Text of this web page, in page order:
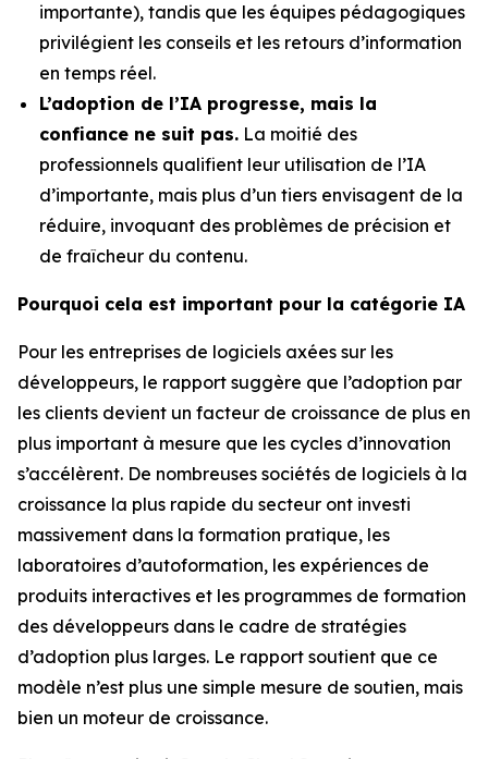
importante), tandis que les équipes pédagogiques
privilégient les conseils et les retours d’information
en temps réel.
L’adoption de l’IA progresse, mais la
confiance ne suit pas. La moitié des
professionnels qualifient leur utilisation de l’IA
d’importante, mais plus d’un tiers envisagent de la
réduire, invoquant des problèmes de précision et
de fraîcheur du contenu.
Pourquoi cela est important pour la catégorie IA
Pour les entreprises de logiciels axées sur les
développeurs, le rapport suggère que l’adoption par
les clients devient un facteur de croissance de plus en
plus important à mesure que les cycles d’innovation
s’accélèrent. De nombreuses sociétés de logiciels à la
croissance la plus rapide du secteur ont investi
massivement dans la formation pratique, les
laboratoires d’autoformation, les expériences de
produits interactives et les programmes de formation
des développeurs dans le cadre de stratégies
d’adoption plus larges. Le rapport soutient que ce
modèle n’est plus une simple mesure de soutien, mais
bien un moteur de croissance.